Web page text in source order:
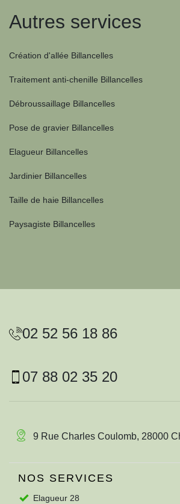
Autres services
Création d'allée Billancelles
Traitement anti-chenille Billancelles
Débroussaillage Billancelles
Pose de gravier Billancelles
Elagueur Billancelles
Jardinier Billancelles
Taille de haie Billancelles
Paysagiste Billancelles
02 52 56 18 86
07 88 02 35 20
9 Rue Charles Coulomb, 28000
NOS SERVICES
Elagueur 28